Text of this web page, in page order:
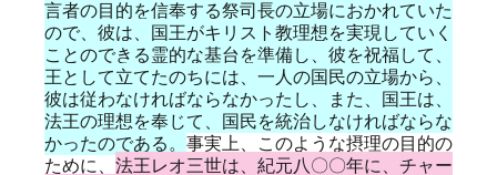
言者の目的を信奉する祭司長の立場におかれていた
ので、彼は、国王がキリスト教理想を実現していく
ことのできる霊的な基台を準備し、彼を祝福して、
王として立てたのちには、一人の国民の立場から、
彼は従わなければならなかったし、また、国王は、
法王の理想を奉じて、国民を統治しなければならな
かったのである。 事実上、このような摂理の目的の
ために、 法王レオ三世は、紀元八〇〇年に、チャー